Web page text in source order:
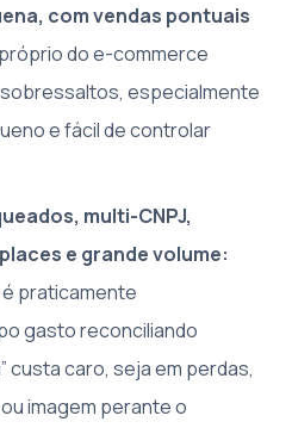
com vendas pontuais
do e-commerce
especialmente
e fácil de controlar
multi-CNPJ,
e grande volume:
é praticamente
gasto reconciliando
custa caro, seja em perdas,
imagem perante o